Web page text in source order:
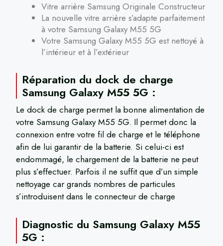
Vitre arrière Samsung Originale Constructeur
La nouvelle vitre arrière s’adapte parfaitement
à votre Samsung Galaxy M55 5G
Votre Samsung Galaxy M55 5G est nettoyé à
l’intérieur et à l’extérieur
Réparation du dock de charge
Samsung Galaxy M55 5G :
Le dock de charge permet la bonne alimentation de
votre Samsung Galaxy M55 5G. Il permet donc la
connexion entre votre fil de charge et le téléphone
afin de lui garantir de la batterie. Si celui-ci est
endommagé, le chargement de la batterie ne peut
plus s’effectuer. Parfois il ne suffit que d’un simple
nettoyage car grands nombres de particules
s’introduisent dans le connecteur de charge
Diagnostic du Samsung Galaxy M55
5G :